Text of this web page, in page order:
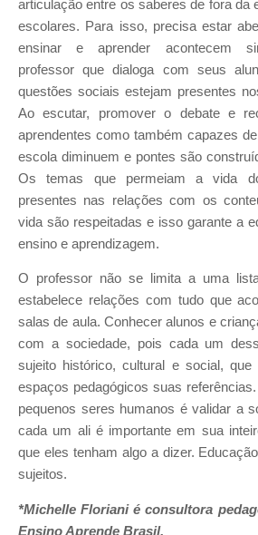
articulação entre os saberes de fora da
escolares. Para isso, precisa estar
ensinar e aprender acontecem
professor que dialoga com seus
questões sociais estejam presentes
Ao escutar, promover o debate e
aprendentes como também capazes
escola diminuem e pontes são
Os temas que permeiam a vida
presentes nas relações com os
vida são respeitadas e isso garante a
ensino e aprendizagem.
O professor não se limita a uma
estabelece relações com tudo que
salas de aula. Conhecer alunos e
com a sociedade, pois cada um
sujeito histórico, cultural e social,
espaços pedagógicos suas
pequenos seres humanos é validar a
cada um ali é importante em sua
que eles tenham algo a dizer.
sujeitos.
*Michelle Floriani é consultora
Ensino Aprende Brasil.